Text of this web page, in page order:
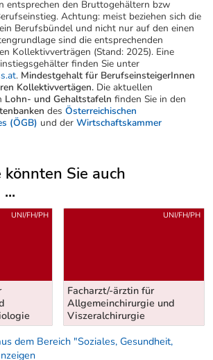
entsprechen den Bruttogehältern bzw
Achtung: meist beziehen sich die
Berufsbündel und nicht nur auf den einen
sind die entsprechenden
Kollektivverträgen (Stand: 2025). Eine
finden Sie unter
. Mindestgehalt für BerufseinsteigerInnen
Kollektivvertägen. Die aktuellen
Lohn- und Gehaltstafeln finden Sie in den
des Österreichischen
(ÖGB) und der Wirtschaftskammer
Sie auch
UNI/FH/PH
Facharzt/-ärztin für
Allgemeinchirurgie und
Viszeralchirurgie
UNI/FH/PH
dem Bereich "Soziales, Gesundheit,